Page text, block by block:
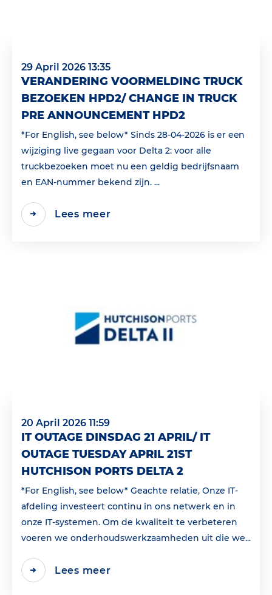
29 April 2026 13:35
VERANDERING VOORMELDING TRUCK
BEZOEKEN HPD2/ CHANGE IN TRUCK
PRE ANNOUNCEMENT HPD2
*For English, see below* Sinds 28-04-2026 is er een
wijziging live gegaan voor Delta 2: voor alle
truckbezoeken moet nu een geldig bedrijfsnaam
en EAN‑nummer bekend zijn. ...
Lees meer
20 April 2026 11:59
IT OUTAGE DINSDAG 21 APRIL/ IT
OUTAGE TUESDAY APRIL 21ST
HUTCHISON PORTS DELTA 2
*For English, see below* Geachte relatie, Onze IT-
afdeling investeert continu in ons netwerk en in
onze IT-systemen. Om de kwaliteit te verbeteren
voeren we onderhoudswerkzaamheden uit die we...
Lees meer